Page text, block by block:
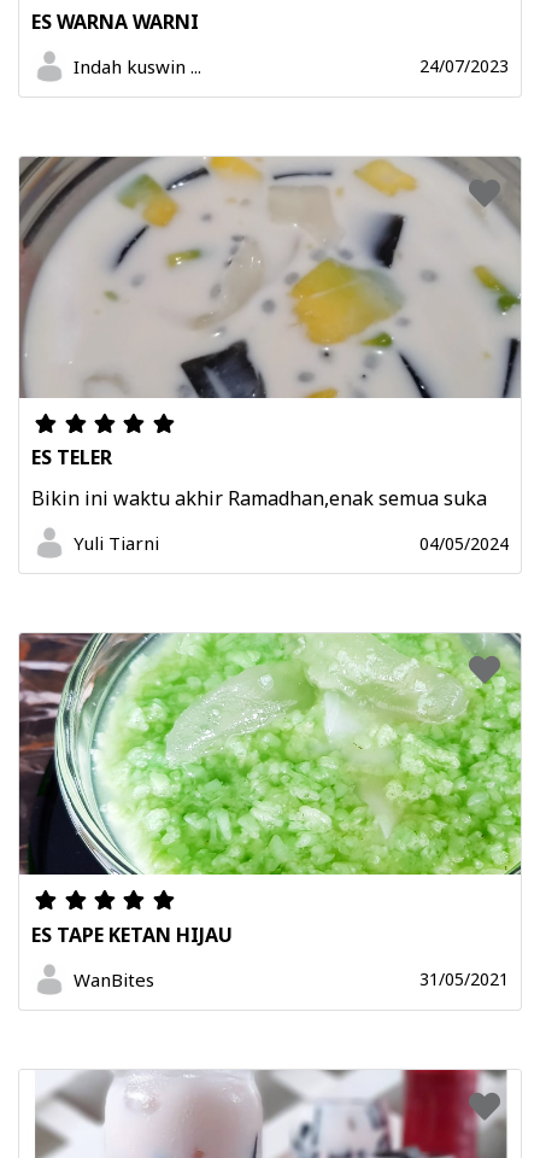
ES WARNA WARNI
Indah kuswin ... 24/07/2023
ES TELER
Bikin ini waktu akhir Ramadhan,enak semua suka
Yuli Tiarni 04/05/2024
ES TAPE KETAN HIJAU
WanBites 31/05/2021